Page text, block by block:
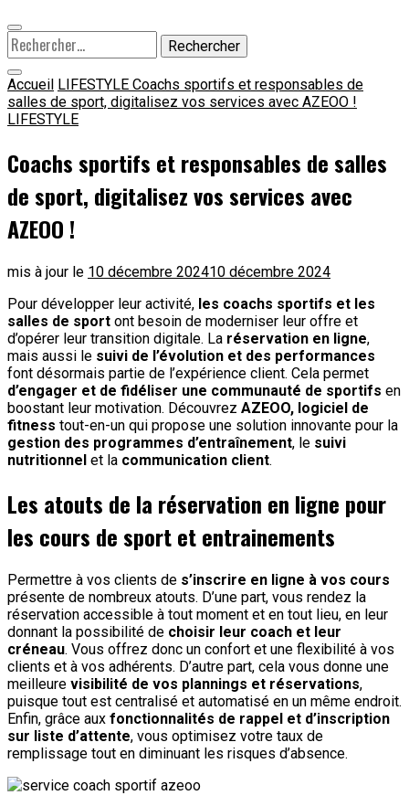
Rechercher :
Accueil LIFESTYLE Coachs sportifs et responsables de
salles de sport, digitalisez vos services avec AZEOO !
LIFESTYLE
Coachs sportifs et responsables de salles
de sport, digitalisez vos services avec
AZEOO !
mis à jour le 10 décembre 202410 décembre 2024
Pour développer leur activité, les coachs sportifs et les
salles de sport ont besoin de moderniser leur offre et
d’opérer leur transition digitale. La réservation en ligne,
mais aussi le suivi de l’évolution et des performances
font désormais partie de l’expérience client. Cela permet
d’engager et de fidéliser une communauté de sportifs en
boostant leur motivation. Découvrez AZEOO, logiciel de
fitness tout-en-un qui propose une solution innovante pour la
gestion des programmes d’entraînement, le suivi
nutritionnel et la communication client.
Les atouts de la réservation en ligne pour
les cours de sport et entrainements
Permettre à vos clients de s’inscrire en ligne à vos cours
présente de nombreux atouts. D’une part, vous rendez la
réservation accessible à tout moment et en tout lieu, en leur
donnant la possibilité de choisir leur coach et leur
créneau. Vous offrez donc un confort et une flexibilité à vos
clients et à vos adhérents. D’autre part, cela vous donne une
meilleure visibilité de vos plannings et réservations,
puisque tout est centralisé et automatisé en un même endroit.
Enfin, grâce aux fonctionnalités de rappel et d’inscription
sur liste d’attente, vous optimisez votre taux de
remplissage tout en diminuant les risques d’absence.